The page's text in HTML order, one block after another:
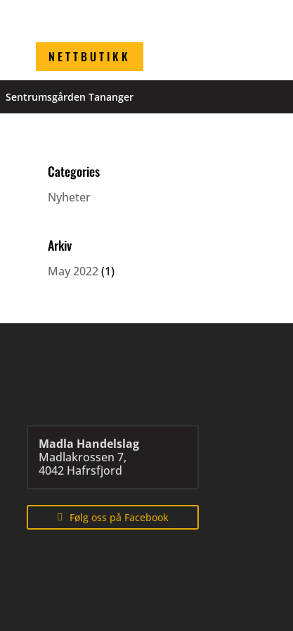
NETTBUTIKK
Sentrumsgården Tananger
Categories
Nyheter
Arkiv
May 2022(1)
Madla Handelslag
Madlakrossen 7,
4042 Hafrsfjord
Følg oss på Facebook